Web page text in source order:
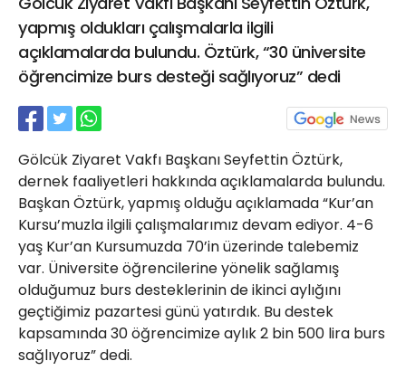
yapmış oldukları çalışmalarla ilgili
açıklamalarda bulundu. Öztürk, “30 üniversite
öğrencimize burs desteği sağlıyoruz” dedi
Gölcük Ziyaret Vakfı Başkanı Seyfettin Öztürk,
dernek faaliyetleri hakkında açıklamalarda bulundu.
Başkan Öztürk, yapmış olduğu açıklamada “Kur’an
Kursu’muzla ilgili çalışmalarımız devam ediyor. 4-6
yaş Kur’an Kursumuzda 70’in üzerinde talebemiz
var. Üniversite öğrencilerine yönelik sağlamış
olduğumuz burs desteklerinin de ikinci aylığını
geçtiğimiz pazartesi günü yatırdık. Bu destek
kapsamında 30 öğrencimize aylık 2 bin 500 lira burs
sağlıyoruz” dedi.
21 Gölcük
02624132333
haber@golcukpostasi.com